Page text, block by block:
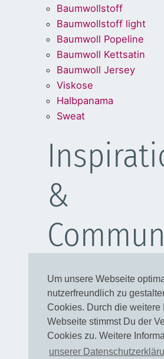
Um unsere Webseite
nutzerfreundlich zu
Cookies. Durch die weitere
Webseite stimmst Du der
Cookies zu. Weitere
unserer
Baumwollstoff
Baumwollstoff light
Baumwoll Popeline
Baumwoll Kettsatin
Baumwoll Jersey
Viskose
Halbpanama
Sweat
&
Kleider
Blusen
Taschen